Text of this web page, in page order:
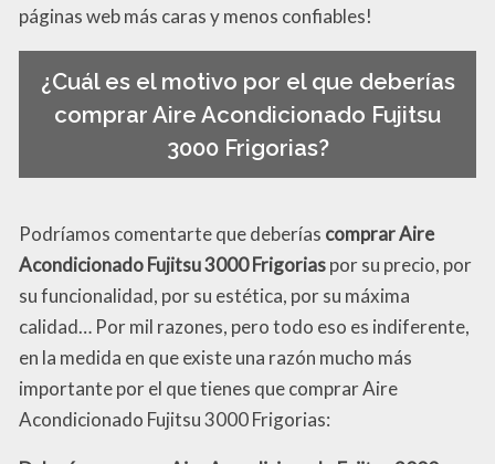
páginas web más caras y menos confiables!
¿Cuál es el motivo por el que deberías
comprar Aire Acondicionado Fujitsu
3000 Frigorias?
Podríamos comentarte que deberías comprar Aire
Acondicionado Fujitsu 3000 Frigoriaspor su precio, por
su funcionalidad, por su estética, por su máxima
calidad… Por mil razones, pero todo eso es indiferente,
en la medida en que existe una razón mucho más
importante por el que tienes que comprar Aire
Acondicionado Fujitsu 3000 Frigorias: